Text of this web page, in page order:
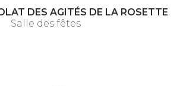
DES AGITÉS DE LA ROSETTE
Salle des fêtes